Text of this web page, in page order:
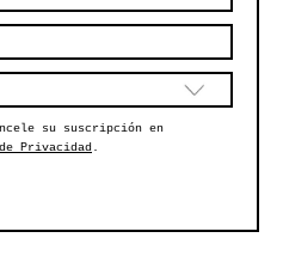
su suscripción en
Privacidad .